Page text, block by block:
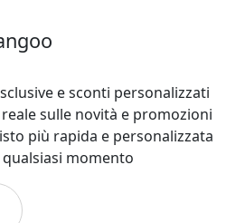
e sconti personalizzati
sulle novità e promozioni
più rapida e personalizzata
momento